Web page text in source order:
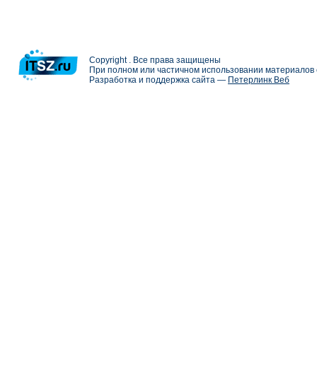
Copyright . Все права защищены
При полном или частичном использовании
Разработка и поддержка сайта — Петерлинк Веб